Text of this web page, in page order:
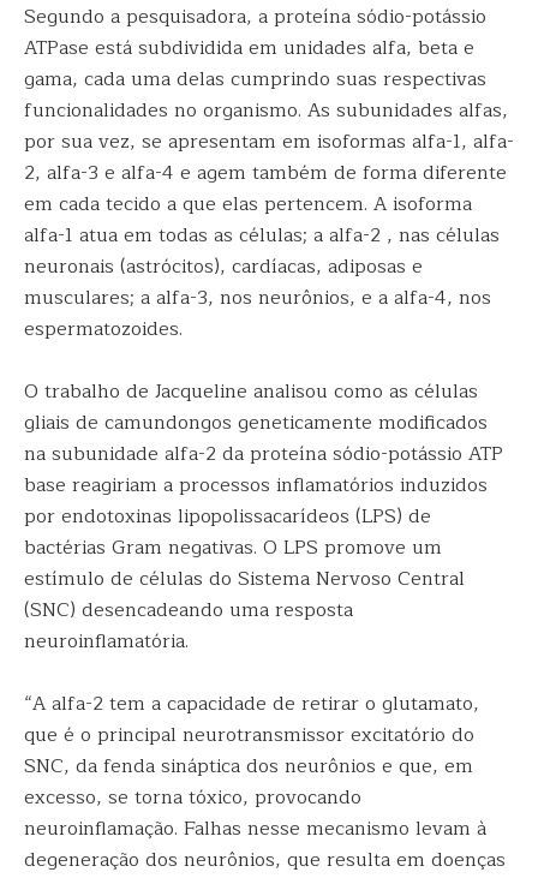
Segundo a pesquisadora, a proteína sódio-potássio
ATPase está subdividida em unidades alfa, beta e
gama, cada uma delas cumprindo suas respectivas
funcionalidades no organismo. As subunidades alfas,
por sua vez, se apresentam em isoformas alfa-1, alfa-
2, alfa-3 e alfa-4 e agem também de forma diferente
em cada tecido a que elas pertencem. A isoforma
alfa-1 atua em todas as células; a alfa-2 , nas células
neuronais (astrócitos), cardíacas, adiposas e
musculares; a alfa-3, nos neurônios, e a alfa-4, nos
espermatozoides.
O trabalho de Jacqueline analisou como as células
gliais de camundongos geneticamente modificados
na subunidade alfa-2 da proteína sódio-potássio ATP
base reagiriam a processos inflamatórios induzidos
por endotoxinas lipopolissacarídeos (LPS) de
bactérias Gram negativas. O LPS promove um
estímulo de células do Sistema Nervoso Central
(SNC) desencadeando uma resposta
neuroinflamatória.
“A alfa-2 tem a capacidade de retirar o glutamato,
que é o principal neurotransmissor excitatório do
SNC, da fenda sináptica dos neurônios e que, em
excesso, se torna tóxico, provocando
neuroinflamação. Falhas nesse mecanismo levam à
degeneração dos neurônios, que resulta em doenças